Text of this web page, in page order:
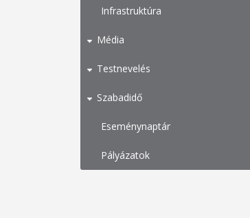
Infrastruktúra
Média
Testnevelés
Szabadidő
Eseménynaptár
Pályázatok